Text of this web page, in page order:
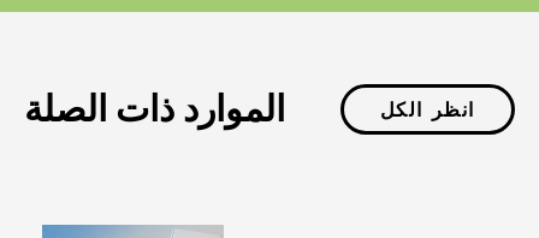
الموارد ذات الصلة انظر الكل